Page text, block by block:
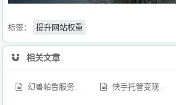
标签： 提升网站权重
相关文章
幻兽帕鲁服务器一键部署图文教程 快手托管变现，啥都不用管，日进200+，直接躺赚！